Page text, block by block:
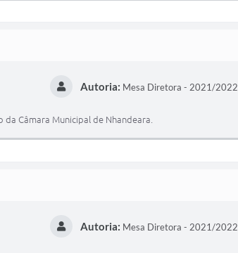
Autoria: Mesa Diretora - 2021/2022
Câmara Municipal de Nhandeara.
Autoria: Mesa Diretora - 2021/2022